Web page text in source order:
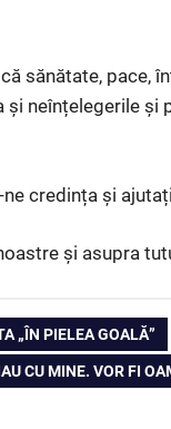
sănătate, pace,
neînțelegerile și
credința și
și asupra
„ÎN PIELEA GOALĂ”
CU MINE. VOR FI